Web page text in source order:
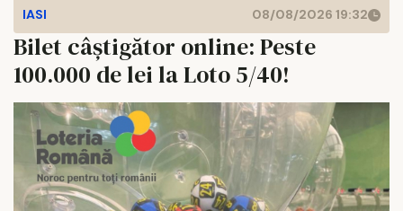
IASI 08/08/2026 19:32
Bilet câștigător online: Peste
100.000 de lei la Loto 5/40!